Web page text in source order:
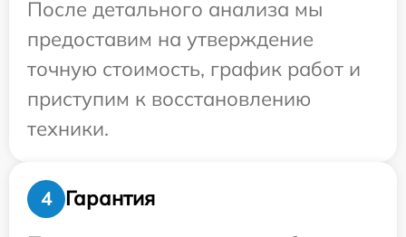
После детального анализа мы
предоставим на утверждение
точную стоимость, график работ и
приступим к восстановлению
техники.
4
Гарантия